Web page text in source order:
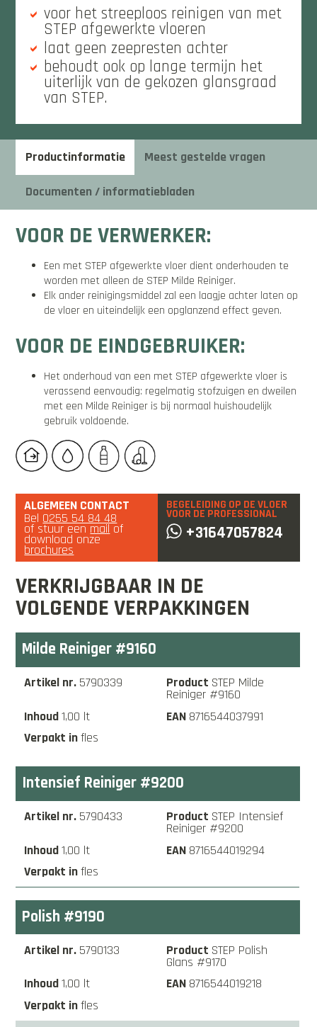
voor het streeploos reinigen van met
STEP afgewerkte vloeren
laat geen zeepresten achter
behoudt ook op lange termijn het
uiterlijk van de gekozen glansgraad
van STEP.
Productinformatie Meest gestelde vragen
Documenten / informatiebladen
VOOR DE VERWERKER:
Een met STEP afgewerkte vloer dient onderhouden te
worden met alleen de STEP Milde Reiniger.
Elk ander reinigingsmiddel zal een laagje achter laten op
de vloer en uiteindelijk een opglanzend effect geven.
VOOR DE EINDGEBRUIKER:
Het onderhoud van een met STEP afgewerkte vloer is
verassend eenvoudig: regelmatig stofzuigen en dweilen
met een Milde Reiniger is bij normaal huishoudelijk
gebruik voldoende.
ALGEMEEN CONTACT
Bel 0255 54 84 48
of stuur eenmailof
download onze
brochures
BEGELEIDING OP DE VLOER
VOOR DE PROFESSIONAL
+31647057824
VERKRIJGBAAR IN DE
VOLGENDE VERPAKKINGEN
Milde Reiniger #9160
5790339 STEP Milde
Reiniger #9160
1,00 lt
8716544037991
fles
Intensief Reiniger #9200
5790433 STEP Intensief
Reiniger #9200
1,00 lt
8716544019294
fles
Polish #9190
5790133 STEP Polish
Glans #9170
1,00 lt
8716544019218
fles